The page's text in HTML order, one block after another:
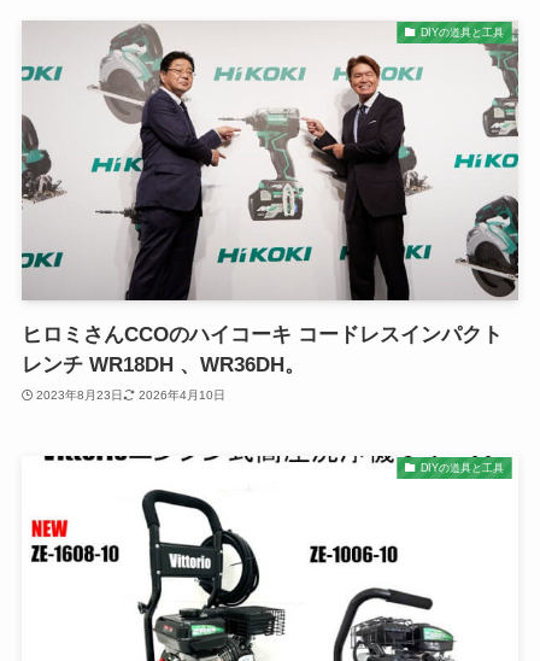
DIYの道具と工具
ヒロミさんCCOのハイコーキ コードレスインパクト
レンチ WR18DH 、WR36DH。
2023年8月23日 2026年4月10日
DIYの道具と工具